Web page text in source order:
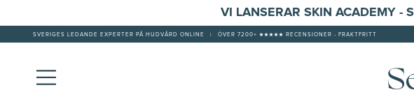
VI LANSERAR SKIN ACADEMY -
SVERIGES LEDANDE EXPERTER PÅ HUDVÅRD ONLINE ÖVER 7200+ ★★★★★ RECENSIONER - FRAKTFRITT